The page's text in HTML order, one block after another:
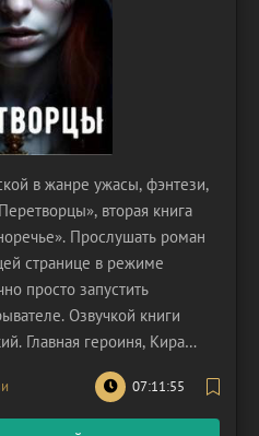
в жанре ужасы, фэнтези,
вторая книга
Прослушать роман
странице в режиме
просто запустить
Озвучкой книги
Главная героиня, Кира
кризис «четверти жизни».
факультет ради
провоцирует грандиозный
07:11:55